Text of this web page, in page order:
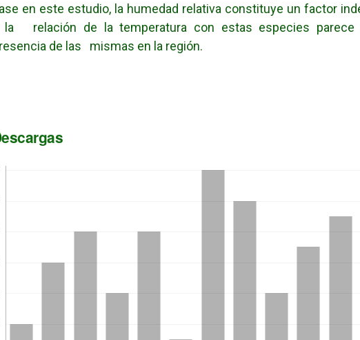
en este estudio, la humedad relativa constituye un factor
la relación de la temperatura con estas especies parece
de las mismas en la región.